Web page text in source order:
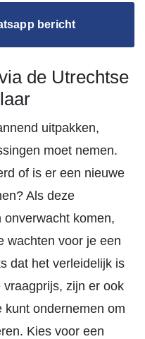
bericht
de Utrechtse
uitpakken,
moet nemen.
of is er een nieuwe
Als deze
komen,
wachten voor je een
dat het verleidelijk is
zijn er ook
kunt ondernemen om
Kies voor een